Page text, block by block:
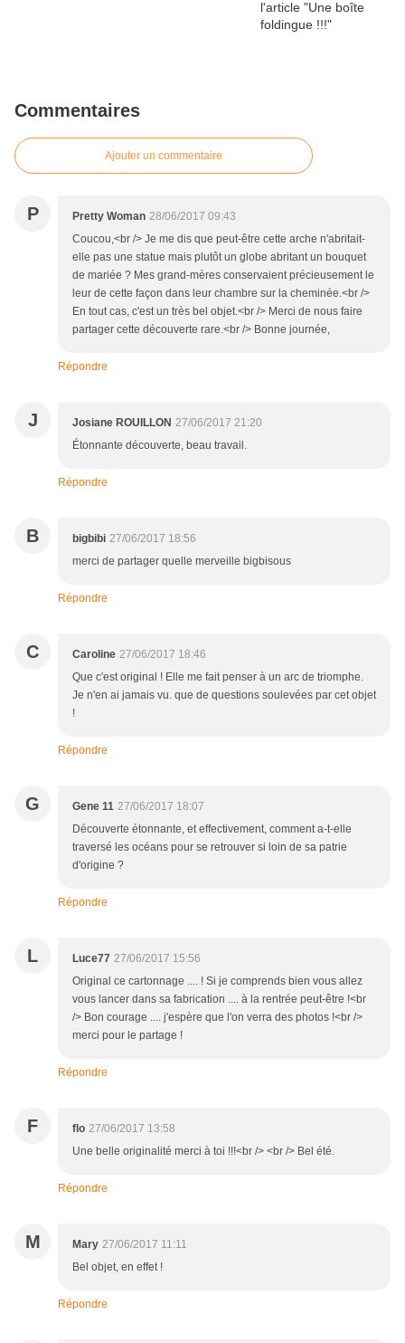
Commentaires
Ajouter un commentaire
P Pretty Woman 28/06/2017 09:43
Coucou,<br /> Je me dis que peut-être cette arche n'abritait-
elle pas une statue mais plutôt un globe abritant un bouquet
de mariée ? Mes grand-mères conservaient précieusement le
leur de cette façon dans leur chambre sur la cheminée.<br />
En tout cas, c'est un très bel objet.<br /> Merci de nous faire
partager cette découverte rare.<br /> Bonne journée,
Répondre
J Josiane ROUILLON 27/06/2017 21:20
Étonnante découverte, beau travail.
Répondre
B bigbibi 27/06/2017 18:56
merci de partager quelle merveille bigbisous
Répondre
C Caroline 27/06/2017 18:46
Que c'est original ! Elle me fait penser à un arc de triomphe.
Je n'en ai jamais vu. que de questions soulevées par cet objet
!
Répondre
G Gene 11 27/06/2017 18:07
Découverte étonnante, et effectivement, comment a-t-elle
traversé les océans pour se retrouver si loin de sa patrie
d'origine ?
Répondre
L Luce77 27/06/2017 15:56
Original ce cartonnage .... ! Si je comprends bien vous allez
vous lancer dans sa fabrication .... à la rentrée peut-être !<br
/> Bon courage .... j'espère que l'on verra des photos !<br />
merci pour le partage !
Répondre
F flo 27/06/2017 13:58
Une belle originalité merci à toi !!!<br /> <br /> Bel été.
Répondre
M Mary 27/06/2017 11:11
Bel objet, en effet !
Répondre